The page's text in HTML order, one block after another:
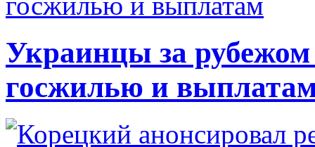
Украинцы за рубежом
госжилью и